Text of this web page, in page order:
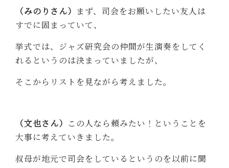
（みのりさん） まず、司会をお願いしたい友人は
すでに固まっていて、
挙式では、ジャズ研究会の仲間が生演奏をしてく
れるというのは決まっていましたが、
そこからリストを見ながら考えました。
（文也さん） この人なら頼みたい！ということを
大事に考えていきました。
叔母が地元で司会をしているというのを以前に聞